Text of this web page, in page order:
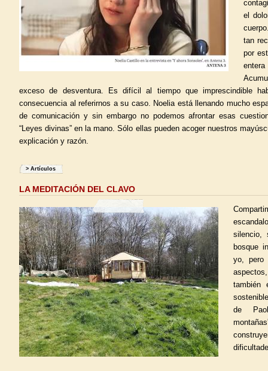
el
tan
por
exceso de desventura. Es difícil al tiempo que imprescindible
consecuencia al referirnos a su caso. Noelia está llenando mucho
de comunicación y sin embargo no podemos afrontar esas
“Leyes divinas” en la mano. Sólo ellas pueden acoger nuestros
explicación y razón.
> Artículos
LA MEDITACIÓN DEL CLAVO
silencio,
bosque
yo, pero
también
de